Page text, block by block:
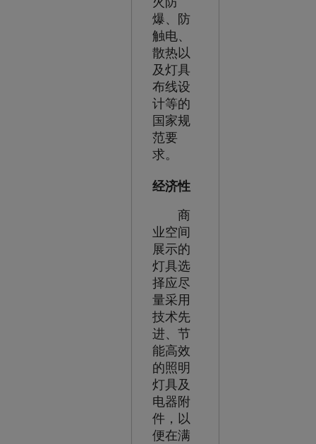
爆、防
触电、
散热以
及灯具
布线设
计等的
国家规
范要
求。
经济性
商
业空间
展示的
灯具选
择应尽
量采用
技术先
进、节
能高效
的照明
灯具及
电器附
件，以
便在满